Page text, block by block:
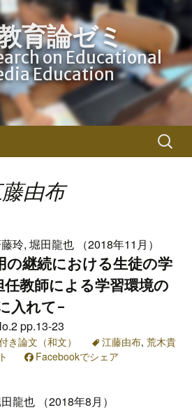
育論ゼミ
on Educational
Education
検
索:
由布
玲, 堀田龍也 （2018年11月）
の継続における生徒の学
教師による学習環境の
入れて-
pp.13-23
き論文（和文） 江藤由布, 荒木貴
Facebookでシェア
龍也 （2018年8月）